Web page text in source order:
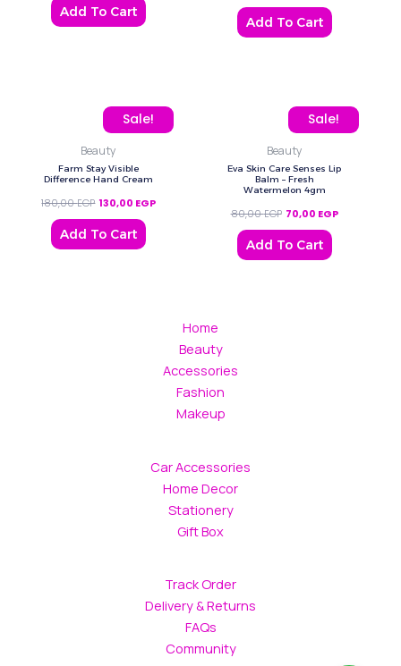
Add To Cart
Add To Cart
Sale!
Beauty
Farm Stay Visible
Difference Hand Cream
180,00EGP
Original price was: 180,00 EGP.
130,00 EGP
Current price is: 130,00 EGP.
Add To Cart
Sale!
Beauty
Eva Skin Care Senses Lip
Balm – Fresh
Watermelon 4gm
80,00EGP
Original price was:
70,00 EGP
Current price
Add To Cart
Home
Beauty
Accessories
Fashion
Makeup
Car Accessories
Home Decor
Stationery
Gift Box
Track Order
Delivery & Returns
FAQs
Community